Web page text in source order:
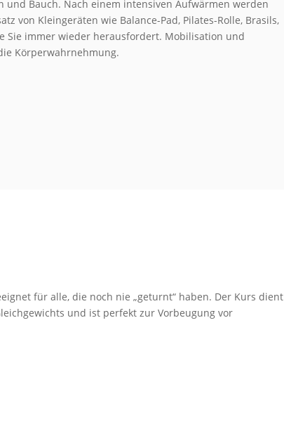
und Bauch. Nach einem intensiven Aufwärmen werden
von Kleingeräten wie Balance-Pad, Pilates-Rolle, Brasils,
Sie immer wieder herausfordert. Mobilisation und
Körperwahrnehmung.
für alle, die noch nie „geturnt“ haben. Der Kurs dient
und ist perfekt zur Vorbeugung vor